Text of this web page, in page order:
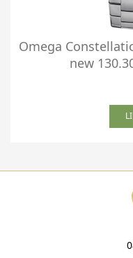
Omega
new